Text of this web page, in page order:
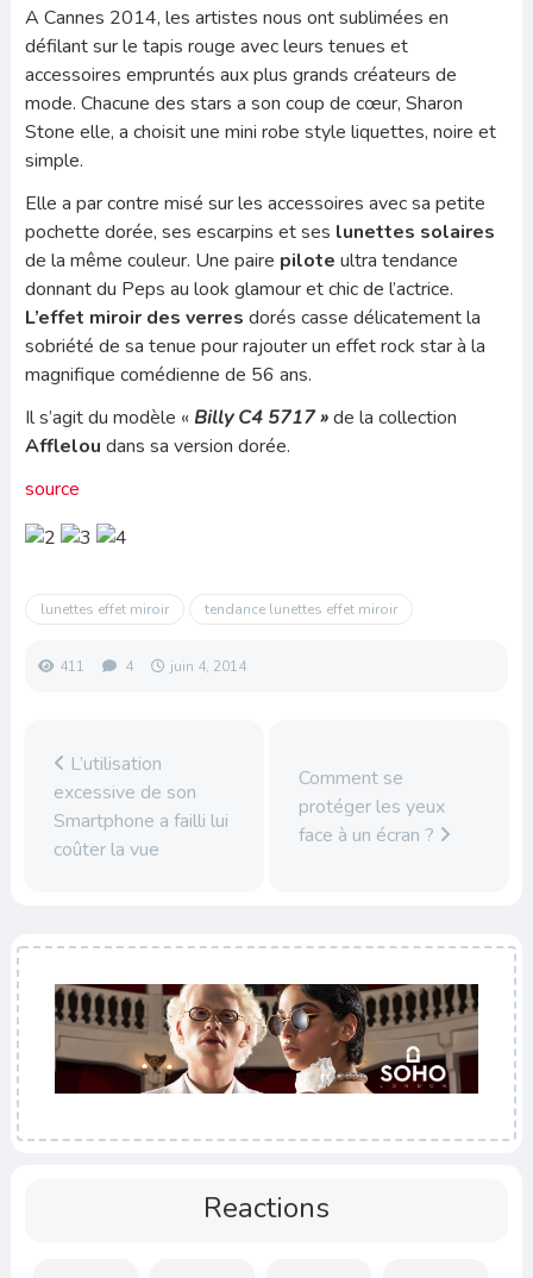
A Cannes 2014, les artistes nous ont sublimées en
défilant sur le tapis rouge avec leurs tenues et
accessoires empruntés aux plus grands créateurs de
mode. Chacune des stars a son coup de cœur, Sharon
Stone elle, a choisit une mini robe style liquettes, noire et
simple.
Elle a par contre misé sur les accessoires avec sa petite
pochette dorée, ses escarpins et ses lunettes solaires
de la même couleur. Une paire pilote ultra tendance
donnant du Peps au look glamour et chic de l’actrice.
L’effet miroir des verres dorés casse délicatement la
sobriété de sa tenue pour rajouter un effet rock star à la
magnifique comédienne de 56 ans.
Il s’agit du modèle « Billy C4 5717 »de la collection
Afflelou dans sa version dorée.
source
lunettes effet miroir tendance lunettes effet miroir
411 4 juin 4, 2014
L’utilisation
excessive de son
Smartphone a failli lui
coûter la vue
Comment se
protéger les yeux
face à un écran ?
Reactions